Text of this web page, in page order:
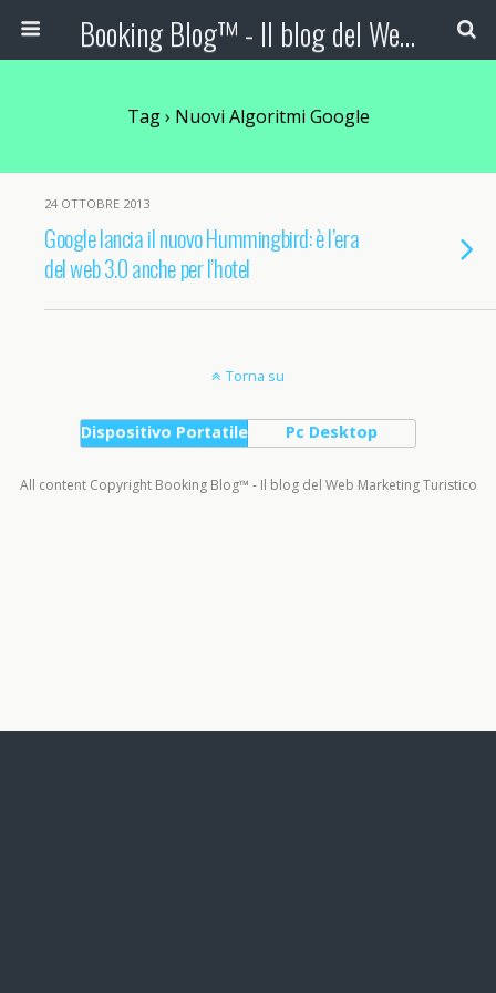
Booking Blog™ - Il blog del Web Marketing Turistico
Tag › Nuovi Algoritmi Google
24 OTTOBRE 2013
Google lancia il nuovo Hummingbird: è l’era
del web 3.0 anche per l’hotel
Torna su
Dispositivo Portatile Pc Desktop
All content Copyright Booking Blog™ - Il blog del Web Marketing Turistico